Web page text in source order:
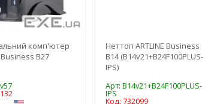
комп'ютер
Business B27
Неттоп ARTLINE Business
B14 (B14v21+B24F100PLUS-
IPS)
Арт: B14v21+B24F100PLUS-
IPS
Код: 732099